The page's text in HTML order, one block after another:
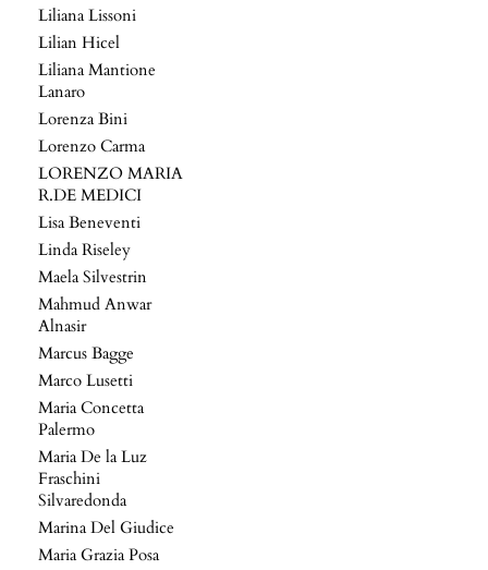
Liliana Lissoni
Lilian Hicel
Liliana Mantione
Lanaro
Lorenza Bini
Lorenzo Carma
LORENZO MARIA
R.DE MEDICI
Lisa Beneventi
Linda Riseley
Maela Silvestrin
Mahmud Anwar
Alnasir
Marcus Bagge
Marco Lusetti
Maria Concetta
Palermo
Maria De la Luz
Fraschini
Silvaredonda
Marina Del Giudice
Maria Grazia Posa